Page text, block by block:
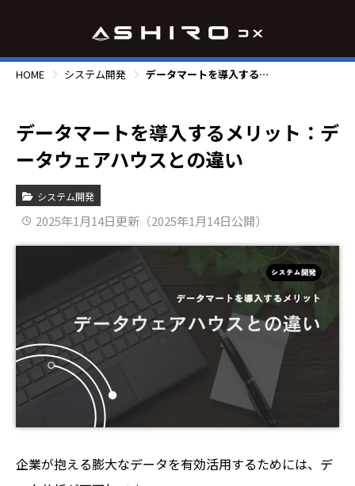
HOME システム開発 データマートを導入するメリット：データウェアハウスとの違い
データマートを導入するメリット：デ
ータウェアハウスとの違い
システム開発
2025年1月14日更新（2025年1月14日公開）
企業が抱える膨大なデータを有効活用するためには、デ